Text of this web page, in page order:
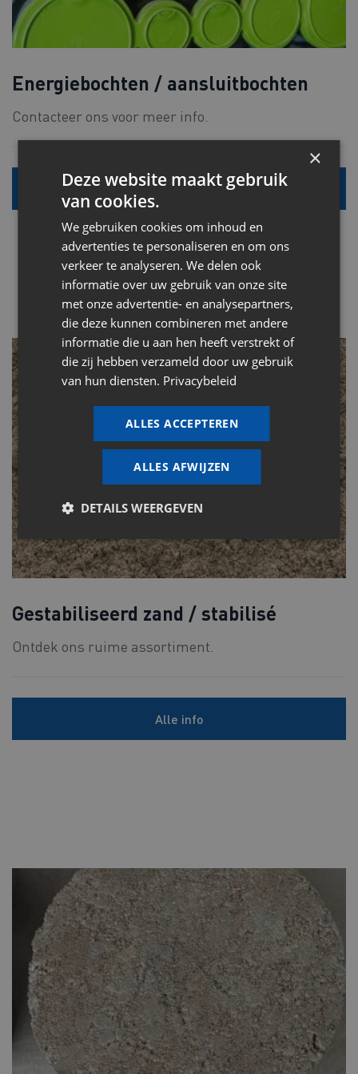
Energiebochten / aansluitbochten
Contacteer ons voor meer info.
Alle info
Gestabiliseerd zand / stabilisé
Ontdek ons ruime assortiment.
Alle info
×
Deze website maakt gebruik
van cookies.
We gebruiken cookies om inhoud en
advertenties te personaliseren en om ons
verkeer te analyseren. We delen ook
informatie over uw gebruik van onze site
met onze advertentie- en analysepartners,
die deze kunnen combineren met andere
informatie die u aan hen heeft verstrekt of
die zij hebben verzameld door uw gebruik
van hun diensten. Privacybeleid
ALLES ACCEPTEREN
ALLES AFWIJZEN
DETAILS WEERGEVEN